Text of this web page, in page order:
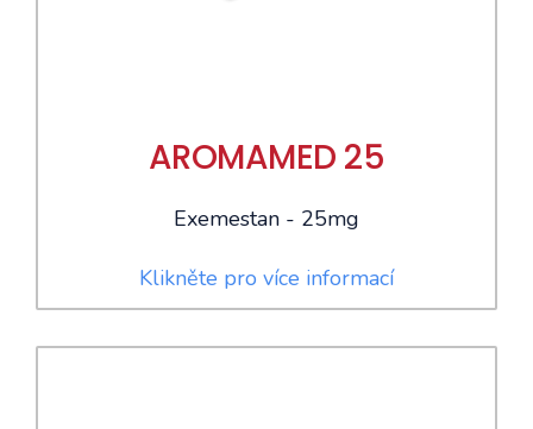
AROMAMED 25
Exemestan - 25mg
Klikněte pro více informací